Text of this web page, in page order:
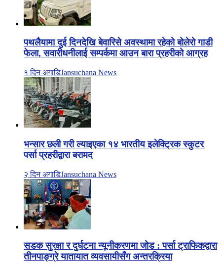
पथलैयामा दुई दिनदेखि बेवारिसे अवस्थामा रहेको बोलेरो गाडी
फेला, सवारीधनीलाई सम्पर्कमा आउन बारा प्रहरीको आग्रह
१ दिन अगाडिJansuchana News
भन्सार छली गरी ल्याइएका १४ भारतीय इलेक्ट्रिक स्कुटर
पर्सा प्रहरीद्वारा बरामद
२ दिन अगाडिJansuchana News
सडक सुरक्षा र दुर्घटना न्यूनीकरणमा जोड : पर्सा ट्राफिकद्वारा
तीनपाङ्ग्रे यातायात व्यवसायीसँग अन्तरक्रिया